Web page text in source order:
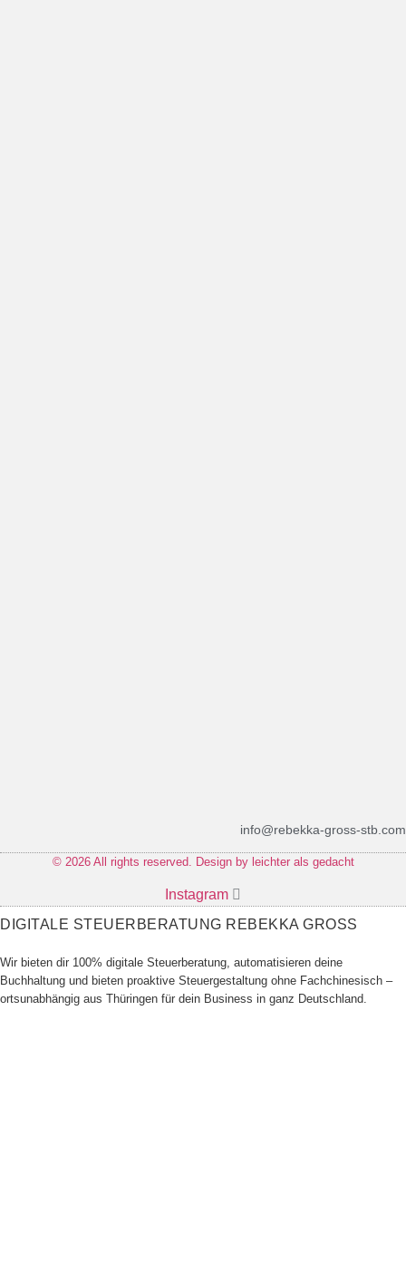
info@rebekka-gross-stb.com
© 2026 All rights reserved. Design by leichter als gedacht
Instagram
DIGITALE STEUERBERATUNG REBEKKA GROSS
Wir bieten dir 100% digitale Steuerberatung, automatisieren deine
Buchhaltung und bieten proaktive Steuergestaltung ohne Fachchinesisch –
ortsunabhängig aus Thüringen für dein Business in ganz Deutschland.